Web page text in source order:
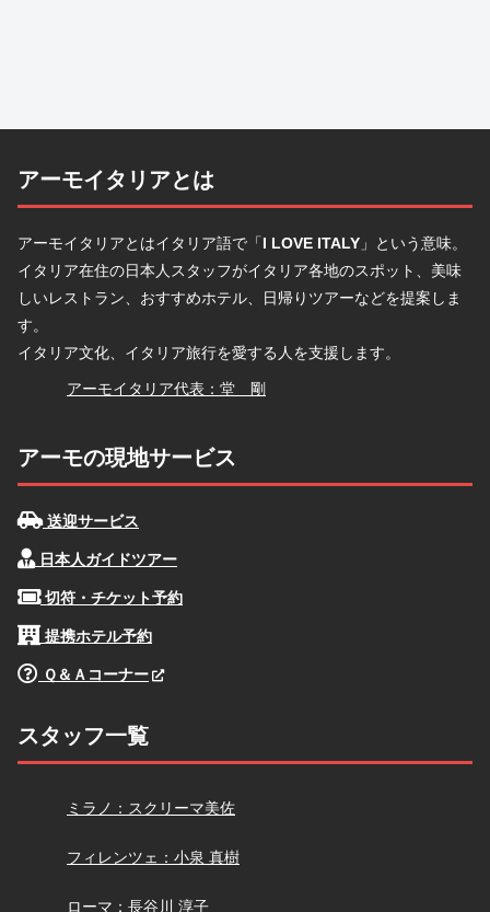
アーモイタリアとは
アーモイタリアとはイタリア語で「I LOVE ITALY 」という意味。
イタリア在住の日本人スタッフがイタリア各地のスポット、美味
しいレストラン、おすすめホテル、日帰りツアーなどを提案しま
す。
イタリア文化、イタリア旅行を愛する人を支援します。
堂
アーモイタリア代表：堂 剛
アーモの現地サービス
送迎サービス
日本人ガイドツアー
切符・チケット予約
提携ホテル予約
Ｑ＆Ａコーナー
スタッフ一覧
スクリーマ
ミラノ：スクリーマ美佐
小泉
フィレンツェ：小泉 真樹
長谷川
ローマ：長谷川 淳子